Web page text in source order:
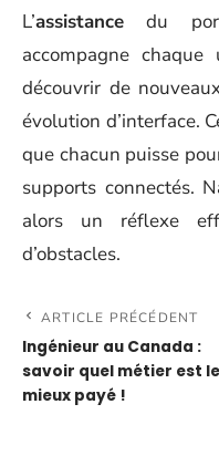
L’assistance du
accompagne
découvrir de
évolution d’interface.
que chacun puisse
supports connectés.
alors un réflexe
d’obstacles.
ARTICLE PRÉCÉDENT
Ingénieur au Canada :
savoir quel métier est le
mieux payé !